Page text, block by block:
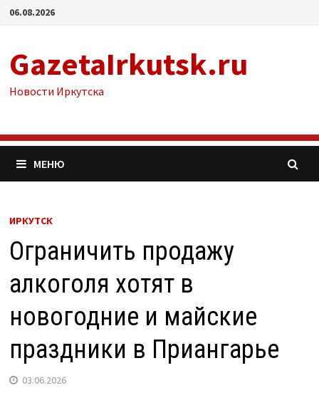
Перейти
06.08.2026
GazetaIrkutsk.ru
Новости Иркутска
МЕНЮ
ИРКУТСК
Ограничить продажу
алкоголя хотят в
новогодние и майские
праздники в Приангарье
03.06.2026